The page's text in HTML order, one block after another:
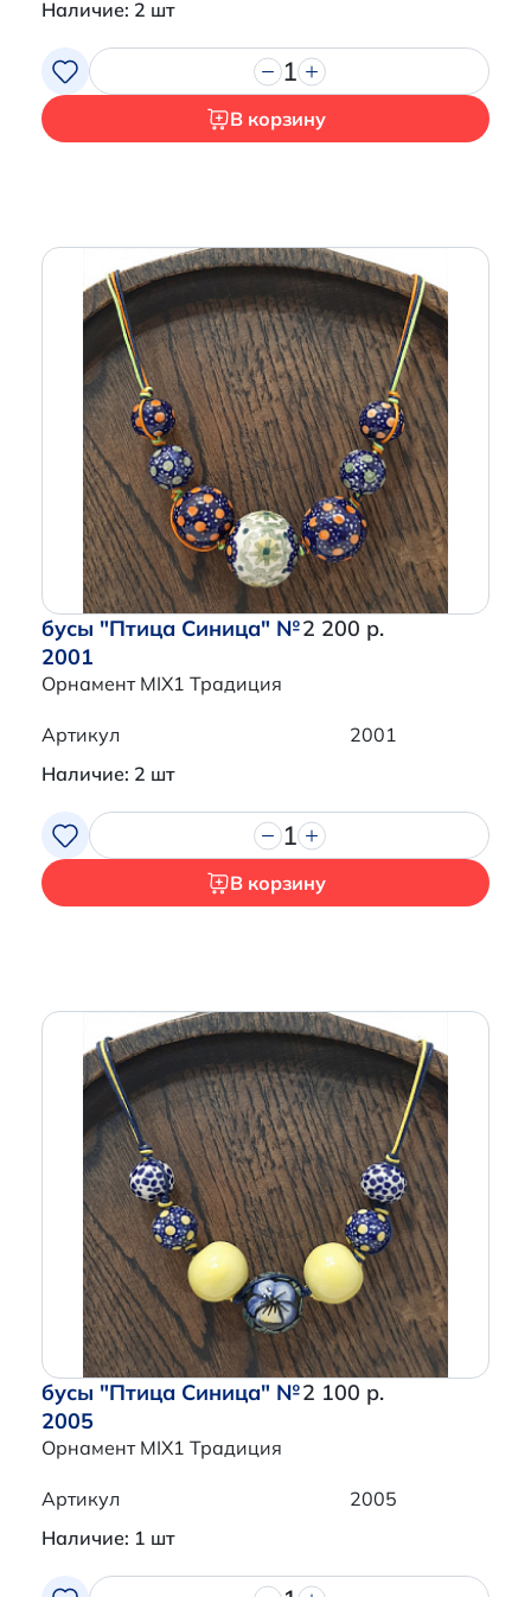
Наличие: 2 шт
1
В корзину
бусы "Птица Синица" №
2001
Орнамент MIX1 Традиция
2 200 р.
Артикул
2001
Наличие: 2 шт
1
В корзину
бусы "Птица Синица" №
2005
Орнамент MIX1 Традиция
2 100 р.
Артикул
2005
Наличие: 1 шт